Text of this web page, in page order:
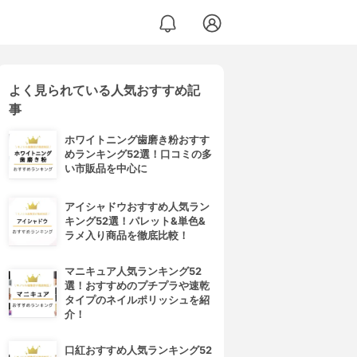
よく見られている人気おすすめ記
事
ホワイトニング歯磨き粉おすす
めランキング52選！口コミの多
い市販品を中心に
アイシャドウおすすめ人気ラン
キング52選！パレット&単色&
ラメ入り商品を徹底比較！
マニキュア人気ランキング52
選！おすすめのプチプラや速乾
タイプのネイルポリッシュを紹
介！
口紅おすすめ人気ランキング52